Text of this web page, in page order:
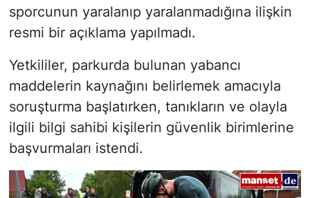
sporcunun yaralanıp yaralanmadığına ilişkin
resmi bir açıklama yapılmadı.
Yetkililer, parkurda bulunan yabancı
maddelerin kaynağını belirlemek amacıyla
soruşturma başlatırken, tanıkların ve olayla
ilgili bilgi sahibi kişilerin güvenlik birimlerine
başvurmaları istendi.